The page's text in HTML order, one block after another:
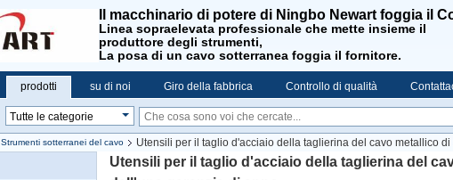
Il macchinario di potere di Ningbo Newart foggia il
Linea sopraelevata professionale che mette insieme il
produttore degli strumenti,
La posa di un cavo sotterranea foggia il fornitore.
prodotti su di noi Giro della fabbrica Controllo di qualità
Strumenti sotterranei del cavo
Utensili per il taglio d'acciaio della taglierina del cavo metallico
Utensili per il taglio d'acciaio della taglierina del